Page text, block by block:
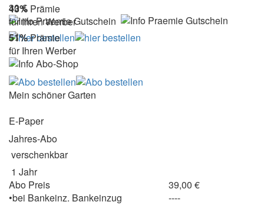
43% Prämie
für Ihren Werber
30 €
51%Prämie
für Ihren Werber
Mein schöner Garten
E-Paper
Jahres-Abo
verschenkbar
1 Jahr
Abo Preis
39,00 €
•bei Bankeinz. Bankeinzug
----